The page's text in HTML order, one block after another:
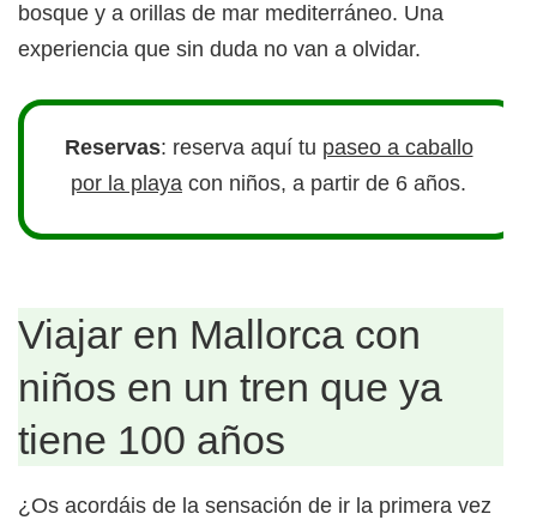
bosque y a orillas de mar mediterráneo. Una
experiencia que sin duda no van a olvidar.
Reservas: reserva aquí tu paseo a caballo
por la playa con niños, a partir de 6 años.
Viajar en Mallorca con
niños en un tren que ya
tiene 100 años
¿Os acordáis de la sensación de ir la primera vez